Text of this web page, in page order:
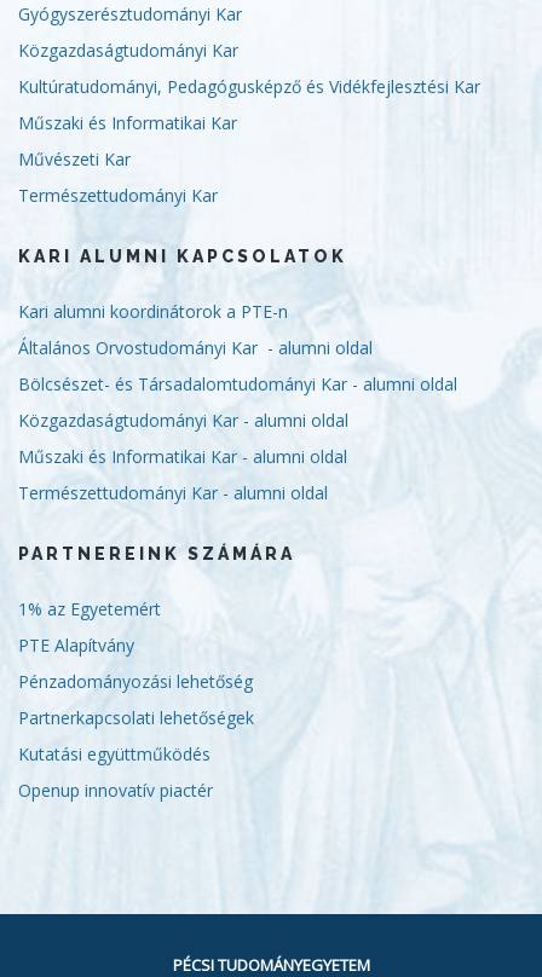
Gyógyszerésztudományi Kar
Közgazdaságtudományi Kar
Kultúratudományi, Pedagógusképző és Vidékfejlesztési Kar
Műszaki és Informatikai Kar
Művészeti Kar
Természettudományi Kar
KARI ALUMNI KAPCSOLATOK
Kari alumni koordinátorok a PTE-n
Általános Orvostudományi Kar - alumni oldal
Bölcsészet- és Társadalomtudományi Kar - alumni oldal
Közgazdaságtudományi Kar - alumni oldal
Műszaki és Informatikai Kar - alumni oldal
Természettudományi Kar - alumni oldal
PARTNEREINK SZÁMÁRA
1% az Egyetemért
PTE Alapítvány
Pénzadományozási lehetőség
Partnerkapcsolati lehetőségek
Kutatási együttműködés
Openup innovatív piactér
PÉCSI TUDOMÁNYEGYETEM